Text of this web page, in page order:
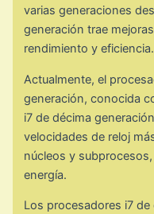
varias generaciones
generación trae
rendimiento y eficiencia.
Actualmente, el
generación, conocida
i7 de décima
velocidades de reloj
núcleos y
energía.
Los procesadores i7